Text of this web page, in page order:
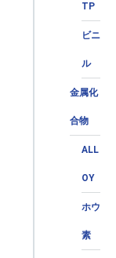
TP
ビニ
ル
金属化
合物
ALL
OY
ホウ
素